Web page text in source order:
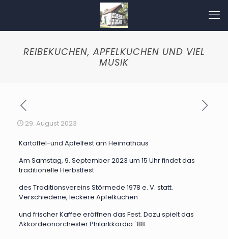
REIBEKUCHEN, APFELKUCHEN UND VIEL
MUSIK
29. August 2023
Kartoffel-und Apfelfest am Heimathaus
Am Samstag, 9. September 2023 um 15 Uhr findet das
traditionelle Herbstfest
des Traditionsvereins Störmede 1978 e. V. statt.
Verschiedene, leckere Apfelkuchen
und frischer Kaffee eröffnen das Fest. Dazu spielt das
Akkordeonorchester Philarkkordia `88